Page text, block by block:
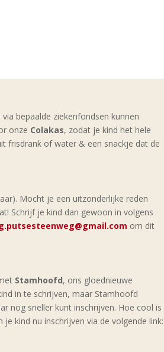
bepaalde ziekenfondsen kunnen
onze Colakas, zodat je kind het hele
frisdrank of water & een snackje dat de
Mocht je een uitzonderlijke reden
Schrijf je kind dan gewoon in volgens
om dit
Stamhoofd, ons gloednieuwe
in te schrijven, maar Stamhoofd
nog sneller kunt inschrijven. Hoe cool is
kind nu inschrijven via de volgende link: